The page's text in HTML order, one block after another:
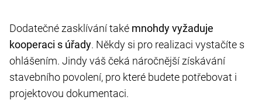
Dodatečné zasklívání také mnohdy vyžaduje
kooperaci s úřady. Někdy si pro realizaci vystačíte s
ohlášením. Jindy váš čeká náročnější získávání
stavebního povolení, pro které budete potřebovat i
projektovou dokumentaci.